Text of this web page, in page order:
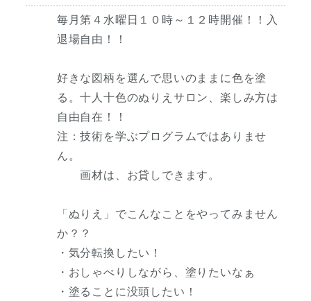
毎月第４水曜日１０時～１２時開催！！入
退場自由！！
好きな図柄を選んで思いのままに色を塗
る。十人十色のぬりえサロン、楽しみ方は
自由自在！！
注：技術を学ぶプログラムではありませ
ん。
画材は、お貸しできます。
「ぬりえ」でこんなことをやってみません
か？？
・気分転換したい！
・おしゃべりしながら、塗りたいなぁ
・塗ることに没頭したい！